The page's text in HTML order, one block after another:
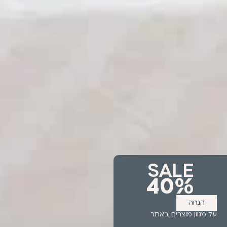
SALE
40%
הנחה
על מגוון מוצרים באתר